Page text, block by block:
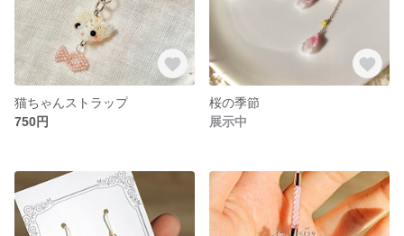
猫ちゃんストラップ
750円
桜の季節
展示中